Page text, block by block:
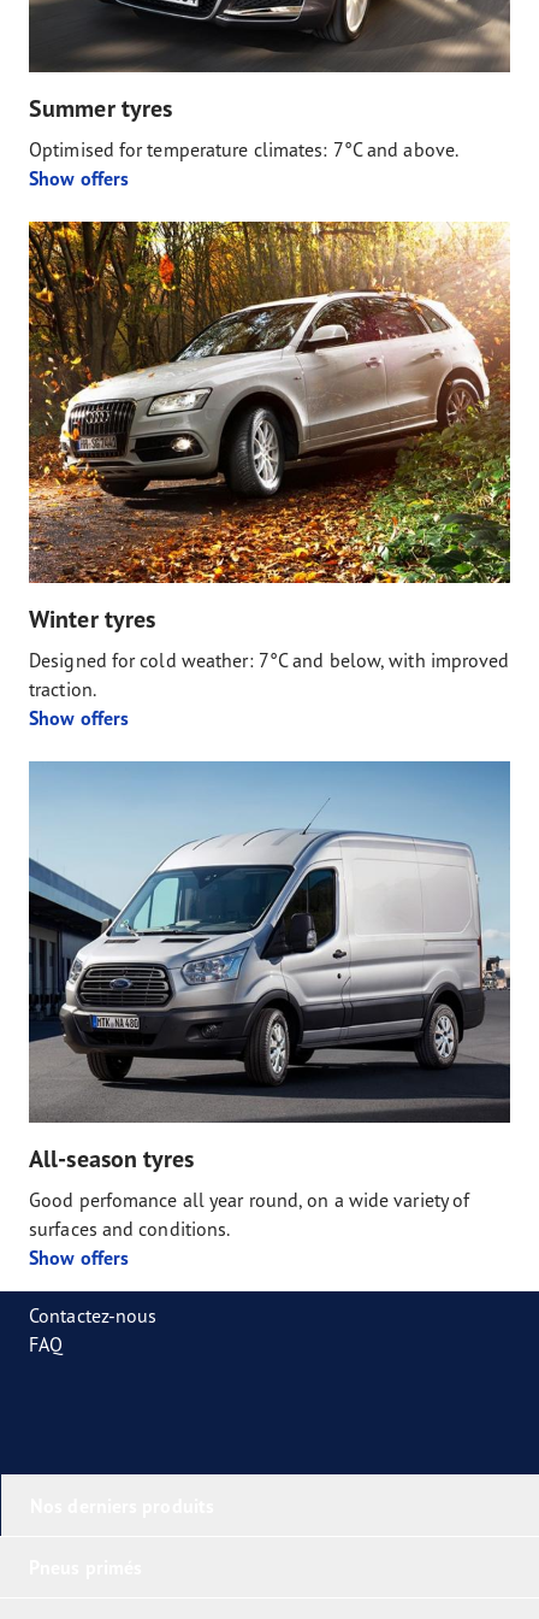
Summer tyres
Optimised for temperature climates: 7°C and above.
Show offers
Winter tyres
Designed for cold weather: 7°C and below, with improved
traction.
Show offers
All-season tyres
Good perfomance all year round, on a wide variety of
surfaces and conditions.
Show offers
Contactez-nous
FAQ